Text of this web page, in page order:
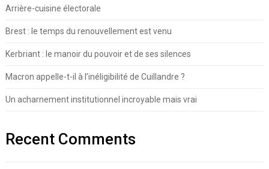
Arrière-cuisine électorale
Brest : le temps du renouvellement est venu
Kerbriant : le manoir du pouvoir et de ses silences
Macron appelle-t-il à l’inéligibilité de Cuillandre ?
Un acharnement institutionnel incroyable mais vrai
Recent Comments